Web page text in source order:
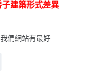
們網站有最好
建築形式差異